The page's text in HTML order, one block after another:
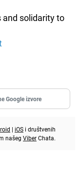
and solidarity to
Google izvore
| iOS i društvenih
našeg ViberChata.